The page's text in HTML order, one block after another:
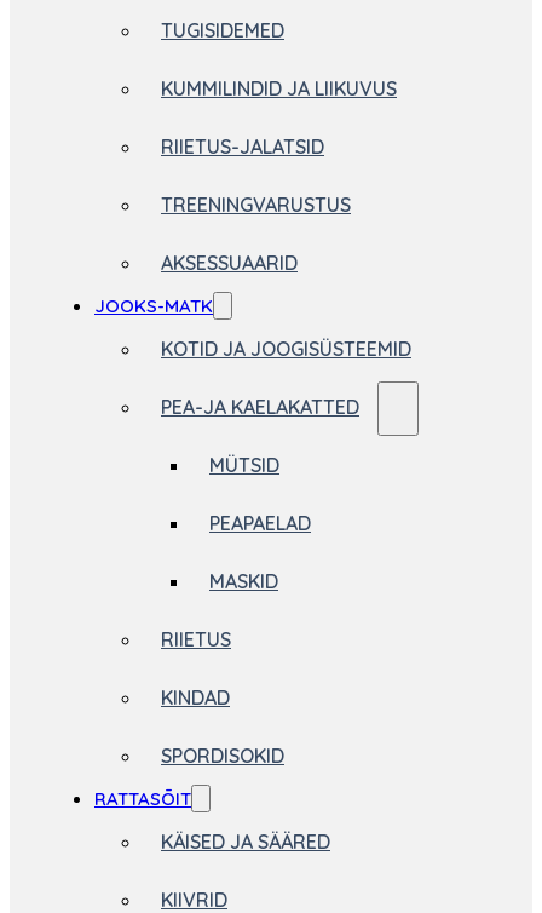
TUGISIDEMED
KUMMILINDID JA LIIKUVUS
RIIETUS-JALATSID
TREENINGVARUSTUS
AKSESSUAARID
JOOKS-MATK
KOTID JA JOOGISÜSTEEMID
PEA-JA KAELAKATTED
MÜTSID
PEAPAELAD
MASKID
RIIETUS
KINDAD
SPORDISOKID
RATTASÕIT
KÄISED JA SÄÄRED
KIIVRID